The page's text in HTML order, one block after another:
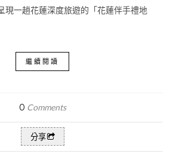
現一趟花蓮深度旅遊的「花蓮伴手禮地
繼續閱讀
0 Comments
分享